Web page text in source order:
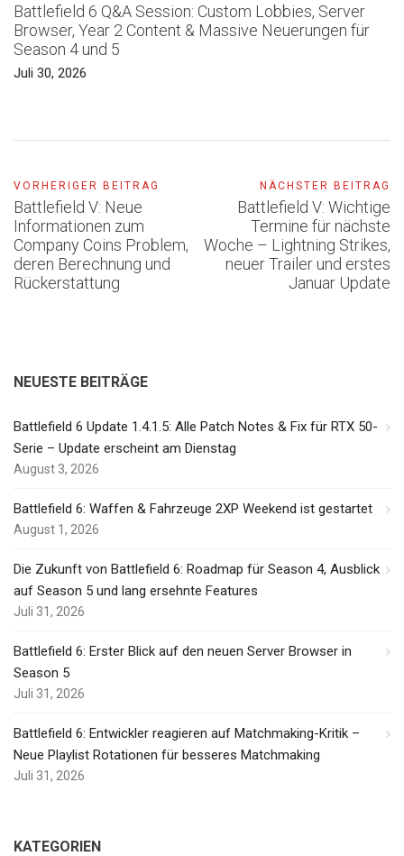
Battlefield 6 Q&A Session: Custom Lobbies, Server
Browser, Year 2 Content & Massive Neuerungen für
Season 4 und 5
Juli 30, 2026
VORHERIGER BEITRAG
Battlefield V: Neue
Informationen zum
Company Coins Problem,
deren Berechnung und
Rückerstattung
NÄCHSTER BEITRAG
Battlefield V: Wichtige
Termine für nächste
Woche – Lightning Strikes,
neuer Trailer und erstes
Januar Update
NEUESTE BEITRÄGE
Battlefield 6 Update 1.4.1.5: Alle Patch Notes & Fix für RTX 50-
Serie – Update erscheint am Dienstag
August 3, 2026
Battlefield 6: Waffen & Fahrzeuge 2XP Weekend ist gestartet
August 1, 2026
Die Zukunft von Battlefield 6: Roadmap für Season 4, Ausblick
auf Season 5 und lang ersehnte Features
Juli 31, 2026
Battlefield 6: Erster Blick auf den neuen Server Browser in
Season 5
Juli 31, 2026
Battlefield 6: Entwickler reagieren auf Matchmaking-Kritik –
Neue Playlist Rotationen für besseres Matchmaking
Juli 31, 2026
KATEGORIEN